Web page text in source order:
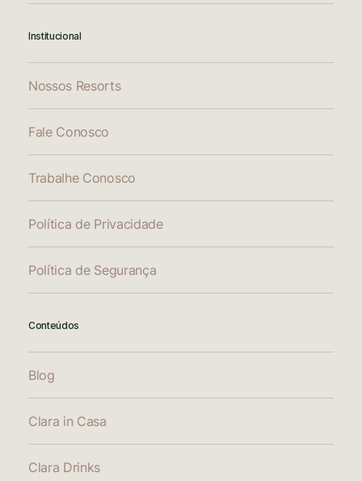
Institucional
Nossos Resorts
Fale Conosco
Trabalhe Conosco
Política de Privacidade
Política de Segurança
Conteúdos
Blog
Clara in Casa
Clara Drinks